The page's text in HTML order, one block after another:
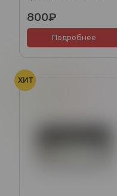
800₽
Подробнее
ХИТ
Груша